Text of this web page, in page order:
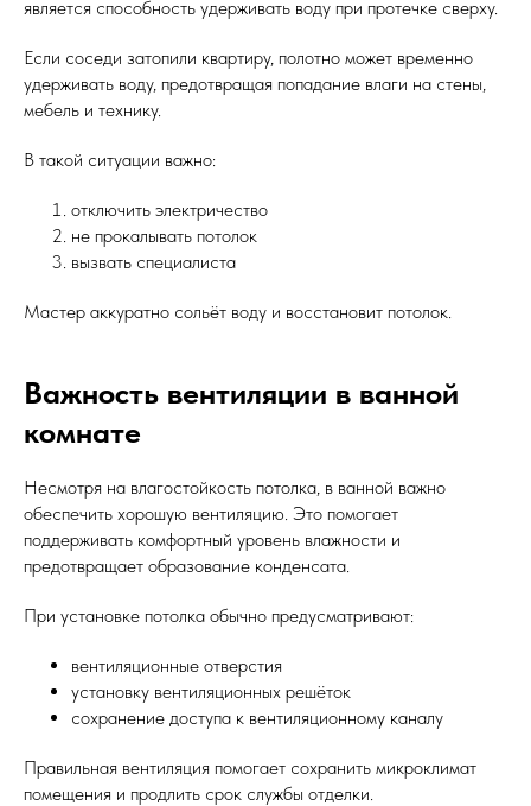
является способность удерживать воду при протечке сверху.
Если соседи затопили квартиру, полотно может временно
удерживать воду, предотвращая попадание влаги на стены,
мебель и технику.
В такой ситуации важно:
отключить электричество
не прокалывать потолок
вызвать специалиста
Мастер аккуратно сольёт воду и восстановит потолок.
Важность вентиляции в ванной
комнате
Несмотря на влагостойкость потолка, в ванной важно
обеспечить хорошую вентиляцию. Это помогает
поддерживать комфортный уровень влажности и
предотвращает образование конденсата.
При установке потолка обычно предусматривают:
вентиляционные отверстия
установку вентиляционных решёток
сохранение доступа к вентиляционному каналу
Правильная вентиляция помогает сохранить микроклимат
помещения и продлить срок службы отделки.